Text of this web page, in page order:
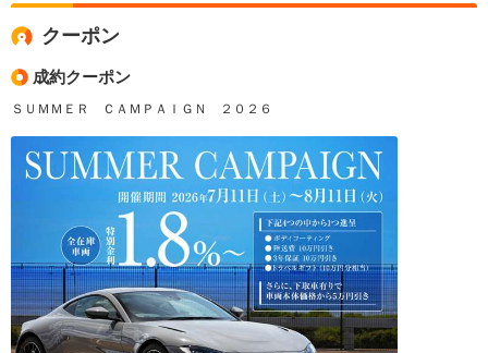
クーポン
成約クーポン
ＳＵＭＭＥＲ ＣＡＭＰＡＩＧＮ ２０２６